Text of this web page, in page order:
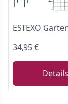
34,95 €
Details